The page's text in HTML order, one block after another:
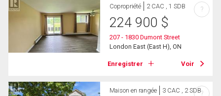
Copropriété 2 CAC , 1 SDB
224 900 $
207 - 1830 Dumont Street
London East (East H), ON
Enregistrer Voir
?
Maison en rangée 3 CAC , 2 SDB?